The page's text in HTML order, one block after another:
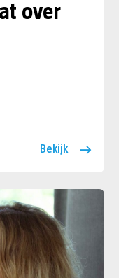
over
Bekijk